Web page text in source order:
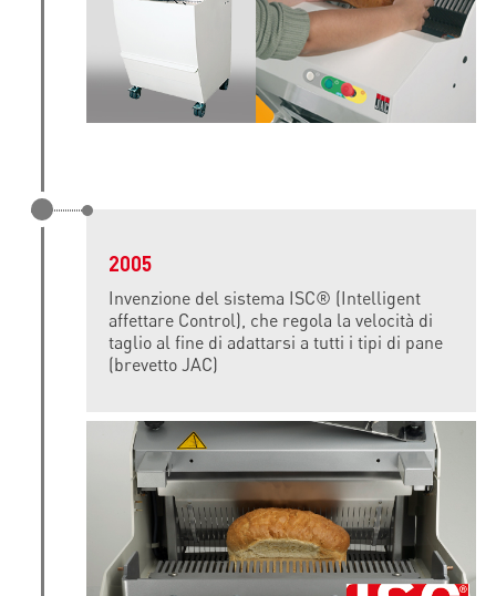
2005
Invenzione del sistema ISC® (Intelligent
affettare Control), che regola la velocità di
taglio al fine di adattarsi a tutti i tipi di pane
(brevetto JAC)